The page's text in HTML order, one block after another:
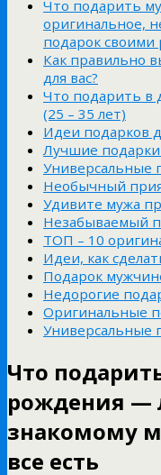
Что подарить
оригинальное,
подарок своими
Как правильно
для вас?
Что подарить в
(25 – 35 лет)
Идеи подарков
Лучшие подарки
Универсальные
Необычный
Удивите мужа
Незабываемый
ТОП – 10
Идеи, как
Подарок
Недорогие
Оригинальные
Универсальные
Что
рождения
знакомому
все есть